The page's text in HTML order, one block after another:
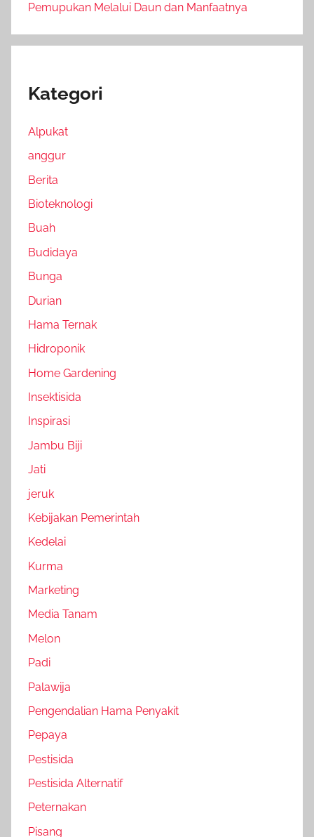
Pemupukan Melalui Daun dan Manfaatnya
Kategori
Alpukat
anggur
Berita
Bioteknologi
Buah
Budidaya
Bunga
Durian
Hama Ternak
Hidroponik
Home Gardening
Insektisida
Inspirasi
Jambu Biji
Jati
jeruk
Kebijakan Pemerintah
Kedelai
Kurma
Marketing
Media Tanam
Melon
Padi
Palawija
Pengendalian Hama Penyakit
Pepaya
Pestisida
Pestisida Alternatif
Peternakan
Pisang